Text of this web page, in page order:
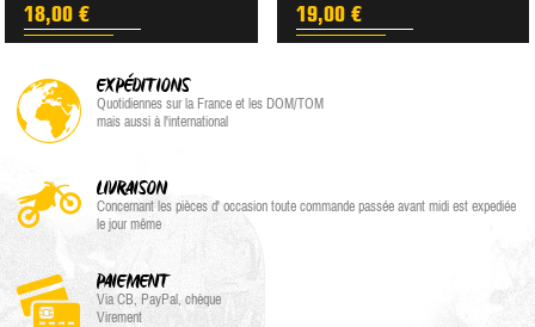
18,00 € 19,00 €
EXPÉDITIONS
Quotidiennes sur la France et les DOM/TOM
mais aussi à l'international
LIVRAISON
Concernant les pièces d' occasion toute commande passée avant midi est expediée
le jour même
PAIEMENT
Via CB, PayPal, chèque
Virement